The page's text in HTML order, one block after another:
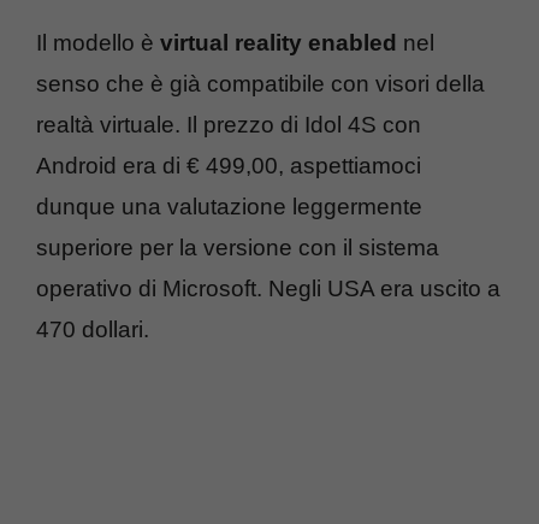
Il modello è virtual reality enabled nel
senso che è già compatibile con visori della
realtà virtuale. Il prezzo di Idol 4S con
Android era di € 499,00, aspettiamoci
dunque una valutazione leggermente
superiore per la versione con il sistema
operativo di Microsoft. Negli USA era uscito a
470 dollari.